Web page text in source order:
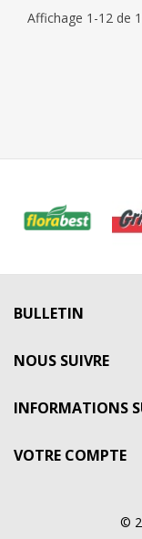
Affichage 1-12 de
BULLETIN
NOUS SUIVRE
INFORMATIONS
VOTRE COMPTE
©